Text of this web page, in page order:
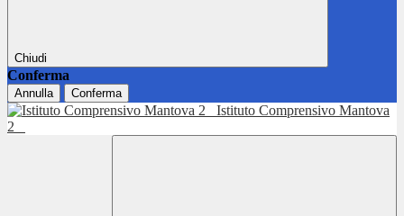
Chiudi
Conferma
Annulla Conferma
Istituto Comprensivo Mantova
2